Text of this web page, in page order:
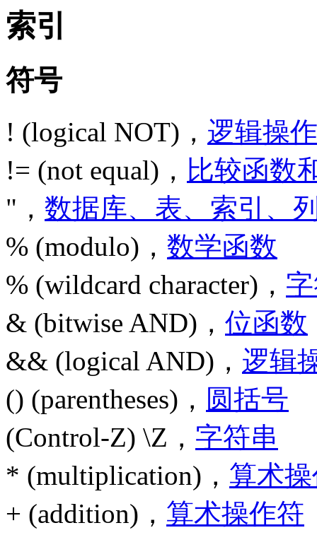
索引
符号
! (logical NOT)， 逻辑操
!= (not equal)， 比较函数
"， 数据库、表、索引、
% (modulo)， 数学函数
% (wildcard character)，
& (bitwise AND)， 位函数
&& (logical AND)， 逻辑
() (parentheses)， 圆括号
(Control-Z) \Z， 字符串
* (multiplication)， 算术
+ (addition)， 算术操作符